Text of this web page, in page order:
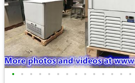
• • • • • • • • • • • • • •